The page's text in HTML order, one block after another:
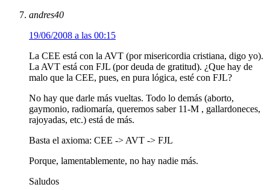
andres40
19/06/2008 a las 00:15
La CEE está con la AVT (por misericordia cristiana, digo yo).
La AVT está con FJL (por deuda de gratitud). ¿Que hay de
malo que la CEE, pues, en pura lógica, esté con FJL?
No hay que darle más vueltas. Todo lo demás (aborto,
gaymonio, radiomaría, queremos saber 11-M , gallardoneces,
rajoyadas, etc.) está de más.
Basta el axioma: CEE -> AVT -> FJL
Porque, lamentablemente, no hay nadie más.
Saludos